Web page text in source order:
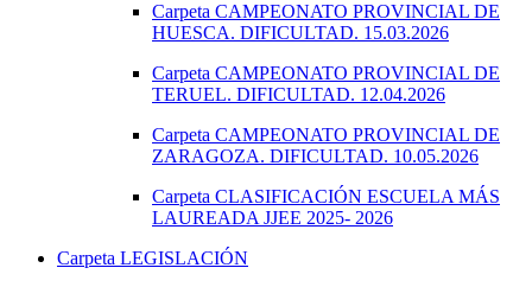
Carpeta CAMPEONATO PROVINCIAL DE
HUESCA. DIFICULTAD. 15.03.2026
Carpeta CAMPEONATO PROVINCIAL DE
TERUEL. DIFICULTAD. 12.04.2026
Carpeta CAMPEONATO PROVINCIAL DE
ZARAGOZA. DIFICULTAD. 10.05.2026
Carpeta CLASIFICACIÓN ESCUELA MÁS
LAUREADA JJEE 2025- 2026
Carpeta LEGISLACIÓN